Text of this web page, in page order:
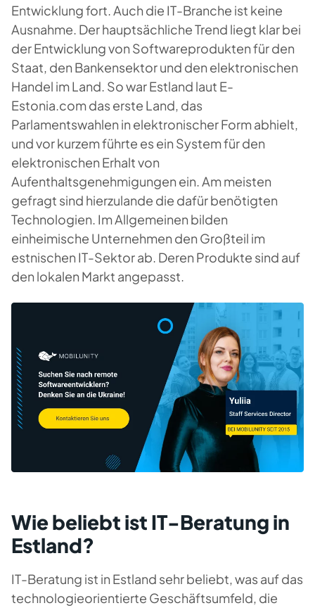
Entwicklung fort. Auch die IT-Branche ist keine
Ausnahme. Der hauptsächliche Trend liegt klar bei
der Entwicklung von Softwareprodukten für den
Staat, den Bankensektor und den elektronischen
Handel im Land. So war Estland laut E-
Estonia.com das erste Land, das
Parlamentswahlen in elektronischer Form abhielt,
und vor kurzem führte es ein System für den
elektronischen Erhalt von
Aufenthaltsgenehmigungen ein. Am meisten
gefragt sind hierzulande die dafür benötigten
Technologien. Im Allgemeinen bilden
einheimische Unternehmen den Großteil im
estnischen IT-Sektor ab. Deren Produkte sind auf
den lokalen Markt angepasst.
Wie beliebt ist IT-Beratung in
Estland?
IT-Beratung ist in Estland sehr beliebt, was auf das
technologieorientierte Geschäftsumfeld, die